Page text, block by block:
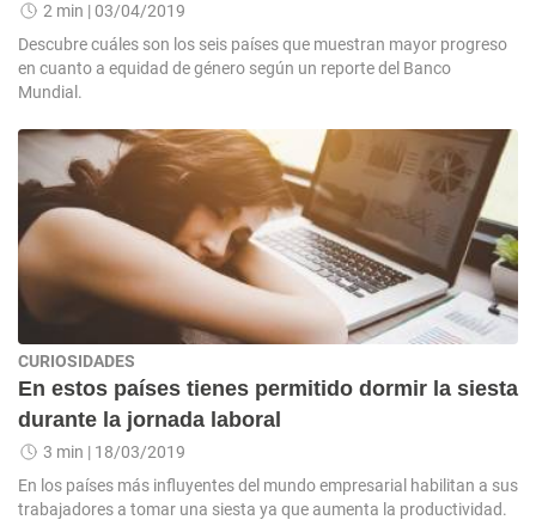
2 min | 03/04/2019
Descubre cuáles son los seis países que muestran mayor progreso
en cuanto a equidad de género según un reporte del Banco
Mundial.
CURIOSIDADES
En estos países tienes permitido dormir la siesta
durante la jornada laboral
3 min | 18/03/2019
En los países más influyentes del mundo empresarial habilitan a sus
trabajadores a tomar una siesta ya que aumenta la productividad.